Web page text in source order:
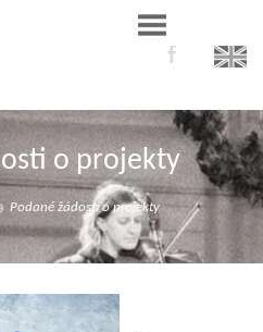
o projekty
Podané žádosti o projekty